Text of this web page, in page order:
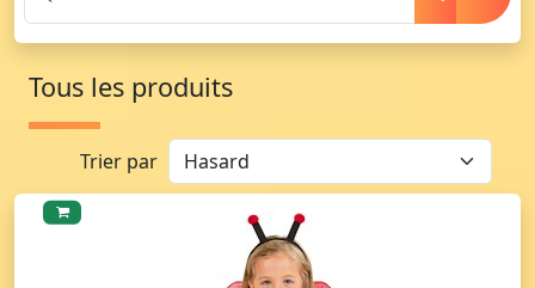
Tous les produits
Trier par